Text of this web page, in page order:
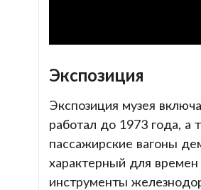
Экспозиция
Экспозиция музея
работал до 1973 года, а
пассажирские вагоны
характерный для
инструменты